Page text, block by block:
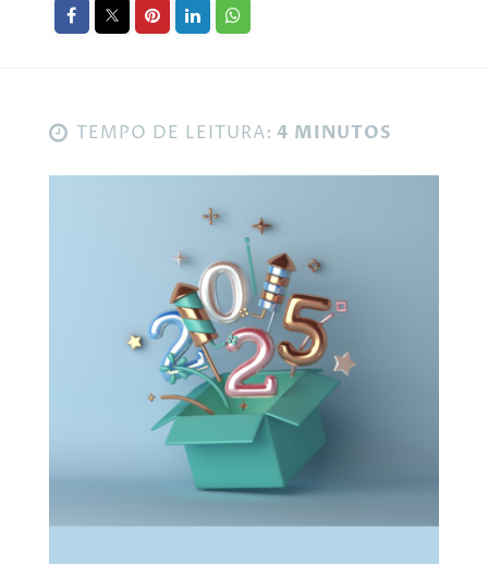
TEMPO DE LEITURA: 4 MINUTOS